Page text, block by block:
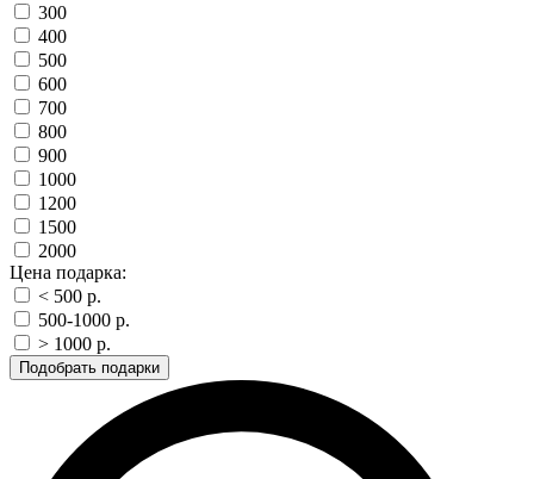
300
400
500
600
700
800
900
1000
1200
1500
2000
Цена подарка:
< 500 p.
500-1000 p.
> 1000 p.